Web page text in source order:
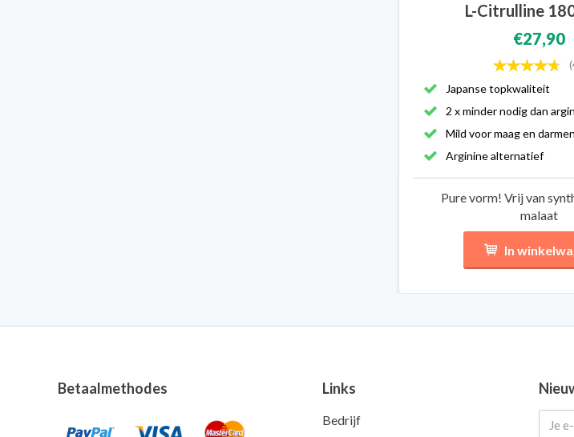
L-Citrulline
€27,90
Japanse topkwaliteit
2 x minder nodig dan
Mild voor maag en darmen
Arginine alternatief
Pure vorm! Vrij van
malaat
In
Betaalmethodes Links
Bedrijf